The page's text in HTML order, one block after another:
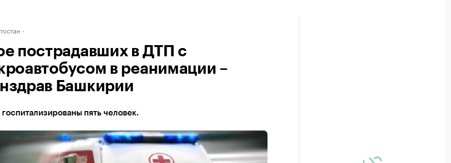
пострадавших в ДТП с
в реанимации –
Башкирии
госпитализированы пять человек.